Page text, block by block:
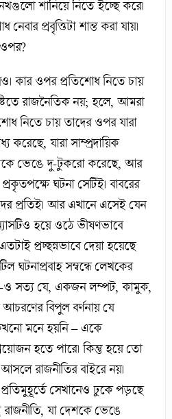
শানিয়ে নিতে ইচ্ছে করে।
প্রবৃত্তিটা শান্ত করা যায়।
কার ওপর প্রতিশোধ নিতে চায়
রাজনৈতিক নয়; হলে, আমরা
নিতে চায় তাদের ওপর যারা
যারা সাম্প্রদায়িক
ভেঙে দু-টুকরো করেছে, আর
ঘটনা সেটিই। বাবরের
প্রতিই। আর এখানে এসেই যেন
হয়ে ওঠে ভীষণভাবে
প্রচ্ছন্নভাবে দেয়া হয়েছে
ঘটনাপ্রবাহ সম্বন্ধে লেখকের
ও সত্য যে, একজন লম্পট, কামুক,
বিপুল বর্ণনায় যে
মনে হয়নি – একে
হতে পারে। কিন্তু হয়ে তো
রাজনীতির বাইরে নয়।
সেখানেও ঢুকে পড়ছে
রাজনীতি, যা দেশকে ভেঙে